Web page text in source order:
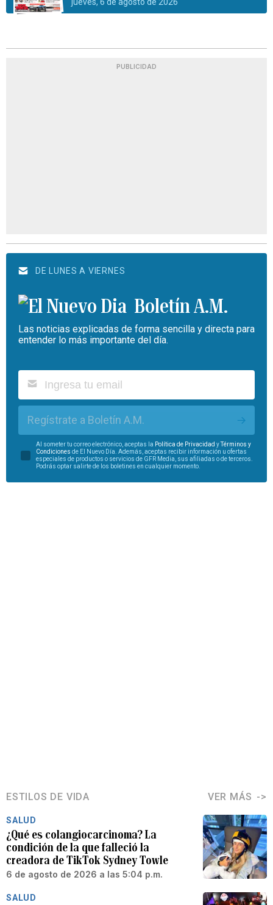
jueves, 6 de agosto de 2026
PUBLICIDAD
DE LUNES A VIERNES
Boletín A.M.
Las noticias explicadas de forma sencilla y directa para
entender lo más importante del día.
Regístrate a Boletín A.M.
Al someter tu correo electrónico, aceptas la Política de Privacidad yTérminos y
Condiciones de El Nuevo Día. Además, aceptas recibir información u ofertas
especiales de productos o servicios de GFR Media, sus afiliadas o de terceros.
Podrás optar salirte de los boletines en cualquier momento.
ESTILOS DE VIDA VER MÁS
SALUD
¿Qué es colangiocarcinoma? La
condición de la que falleció la
creadora de TikTok Sydney Towle
6 de agosto de 2026 a las 5:04 p.m.
SALUD